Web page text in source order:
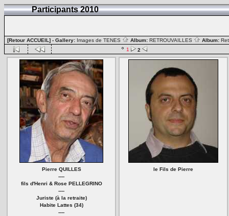
Participants 2010
[Retour ACCUEIL] - Gallery: Images de TENES Album: RETROUVAILLES Album:
1
2
Pierre QUILLES
----
fils d'Henri & Rose PELLEGRINO
----
Juriste (à la retraite)
Habite Lattes (34)
----
le Fils de Pierre